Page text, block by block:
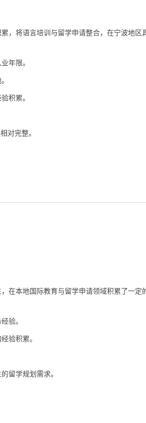
，将语言培训与留学申请整合，在宁波地区
年限。
积累。
对完整。
在本地国际教育与留学申请领域积累了一定
验。
验积累。
留学规划需求。